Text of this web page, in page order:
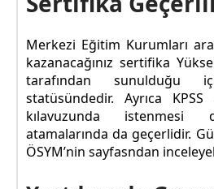
Merkezi Eğitim Kurumları
kazanacağınız sertifika
tarafından sunulduğu
statüsündedir. Ayrıca KPSS
kılavuzunda istenmesi
atamalarında da geçerlidir.
ÖSYM’nin sayfasndan